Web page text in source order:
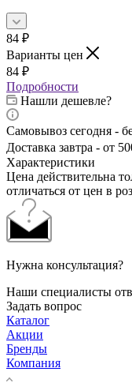
84 ₽
Варианты цен
84 ₽
Подробности
Нашли дешевле?
Самовывоз сегодня -
Доставка завтра - от
Характеристики
Цена действительна
отличаться от цен в
Нужна консультация?
Наши специалисты
Задать вопрос
Каталог
Акции
Бренды
Компания